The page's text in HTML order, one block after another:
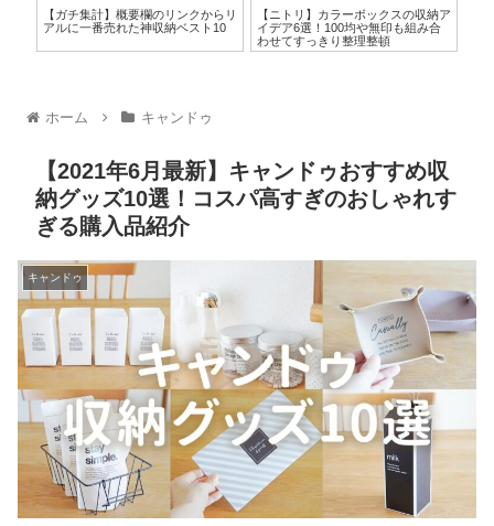
【ガチ集計】概要欄のリンクからリ
アルに一番売れた神収納ベスト10
【ニトリ】カラーボックスの収納ア
イデア6選！100均や無印も組み合
わせてすっきり整理整頓
ホーム キャンドゥ
【2021年6月最新】キャンドゥおすすめ収
納グッズ10選！コスパ高すぎのおしゃれす
ぎる購入品紹介
キャンドゥ